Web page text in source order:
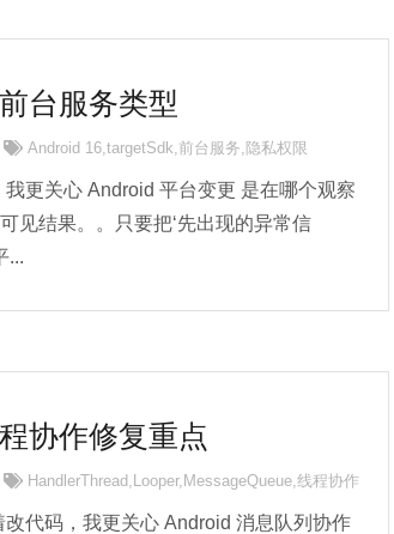
台服务类型
更排查步骤：前台服务类型
Android 16,targetSdk,前台服务, 隐私权限
更关心 Android 平台变更 是在哪个观察
见结果。。只要把‘先出现的异常信
...
协作修复重点
列协作：主线程协作修复重点
HandlerThread , Looper, MessageQueue,线程协作
代码，我更关心 Android 消息队列协作